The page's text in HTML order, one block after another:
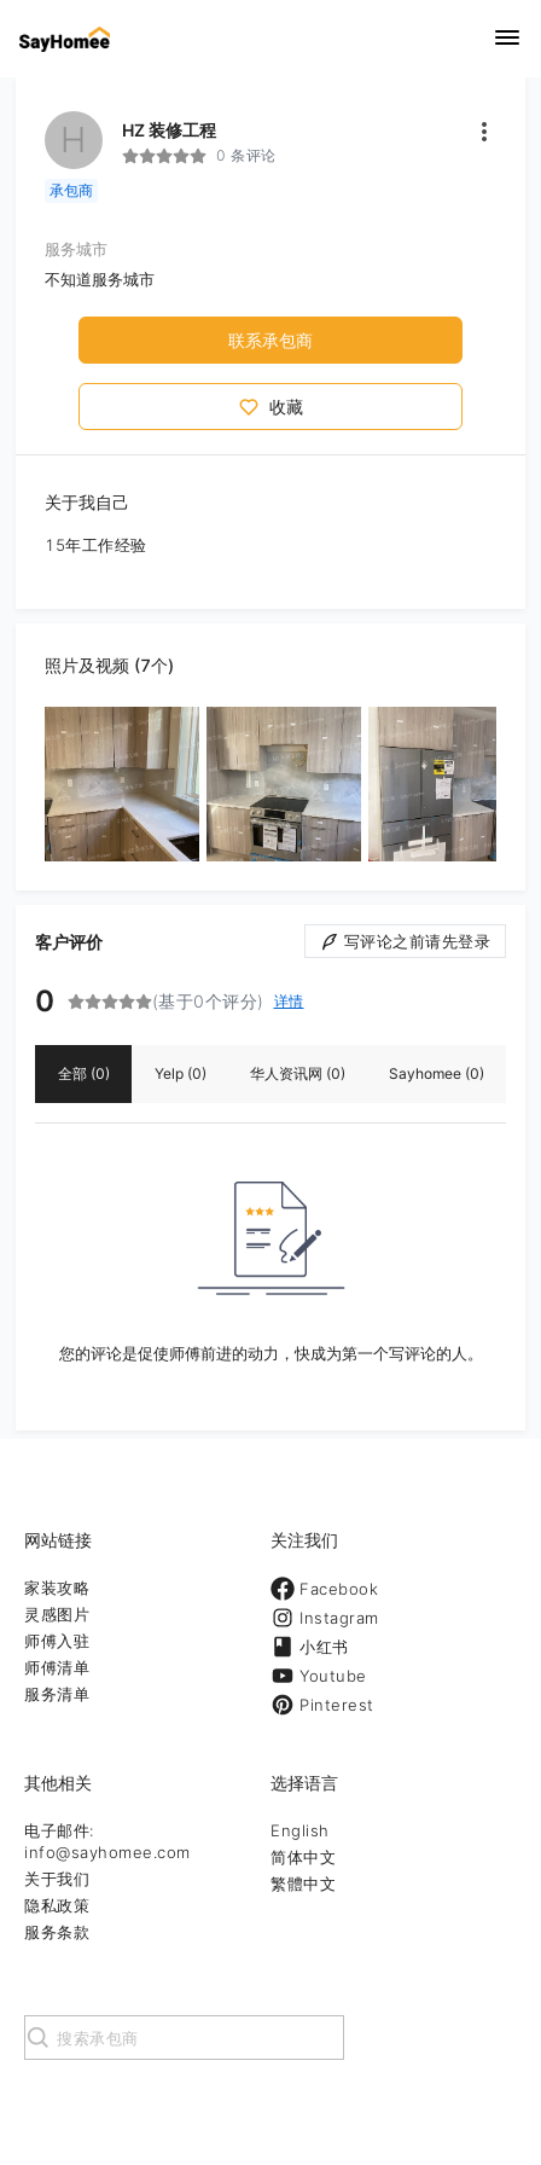
H HZ 装修工程
0 条评论
承包商
服务城市
不知道服务城市
联系承包商
收藏
关于我自己
15年工作经验
照片及视频 (7个)
客户评价 写评论之前请先登录
0 (基于0个评分) 详情
全部 (0) Yelp (0) 华人资讯网 (0) Sayhomee (0)
您的评论是促使师傅前进的动力，快成为第一个写评论的人。
网站链接
家装攻略
灵感图片
师傅入驻
师傅清单
服务清单
关注我们
Facebook
Instagram
小红书
Youtube
Pinterest
其他相关
电子邮件:
info@sayhomee.com
关于我们
隐私政策
服务条款
选择语言
English
简体中文
繁體中文